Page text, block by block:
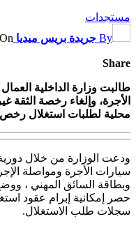
مستجدات
By جريدة بريس ميديا On
Share
طالبت وزارة الداخلية
الأجرة، وإلغاء رخصة الثقة
محلية لطلبات استغلال
ودعت الوزارة من خلال
سيارات الأجرة ومواصلة
وبطاقة السائق المهني ،
حصر إمكانية إبرام عقود
سجلات طلب الاستغلال.